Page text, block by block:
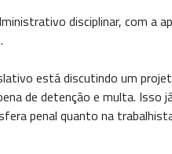
disciplinar, com a
está discutindo um
de detenção e multa. Isso
penal quanto na